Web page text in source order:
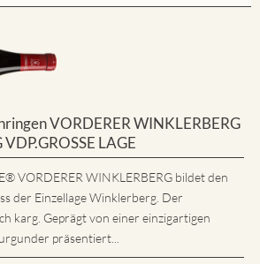
VORDERER WINKLERBERG
LAGE
VORDERER WINKLERBERG bildet den
der Einzellage Winklerberg. Der
karg. Geprägt von einer einzigartigen
präsentiert...